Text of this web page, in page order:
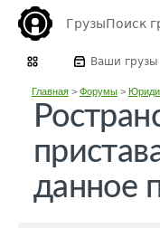
ГрузыПоиск
Ваши грузы
Главная> Форумы>
данное